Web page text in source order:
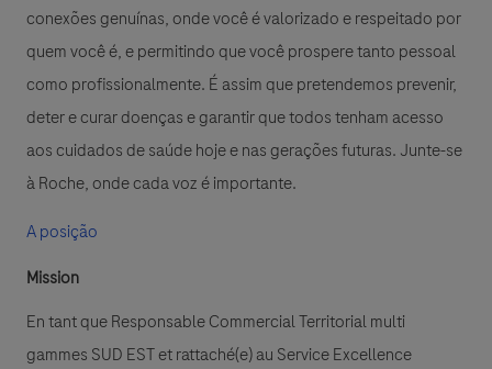
conexões genuínas, onde você é valorizado e respeitado por
quem você é, e permitindo que você prospere tanto pessoal
como profissionalmente. É assim que pretendemos prevenir,
deter e curar doenças e garantir que todos tenham acesso
aos cuidados de saúde hoje e nas gerações futuras. Junte-se
à Roche, onde cada voz é importante.
A posição
Mission
En tant que Responsable Commercial Territorial multi
gammes SUD EST et rattaché(e) au Service Excellence